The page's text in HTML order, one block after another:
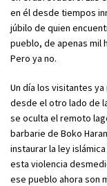
en él desde tiempos
júbilo de quien
pueblo, de apenas mil
Pero ya no.
Un día los visitantes
desde el otro lado de
se oculta el remoto
barbarie de Boko
instaurar la ley
esta violencia
ese pueblo ahora son